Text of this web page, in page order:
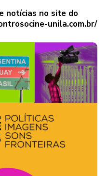
notícias no site do
unila.com.br/